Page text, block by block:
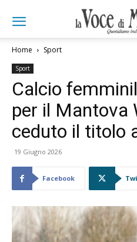
Home Sport
Sport
Calcio
per il Mantova
ceduto il titolo
19 Giugno 2026
Facebook